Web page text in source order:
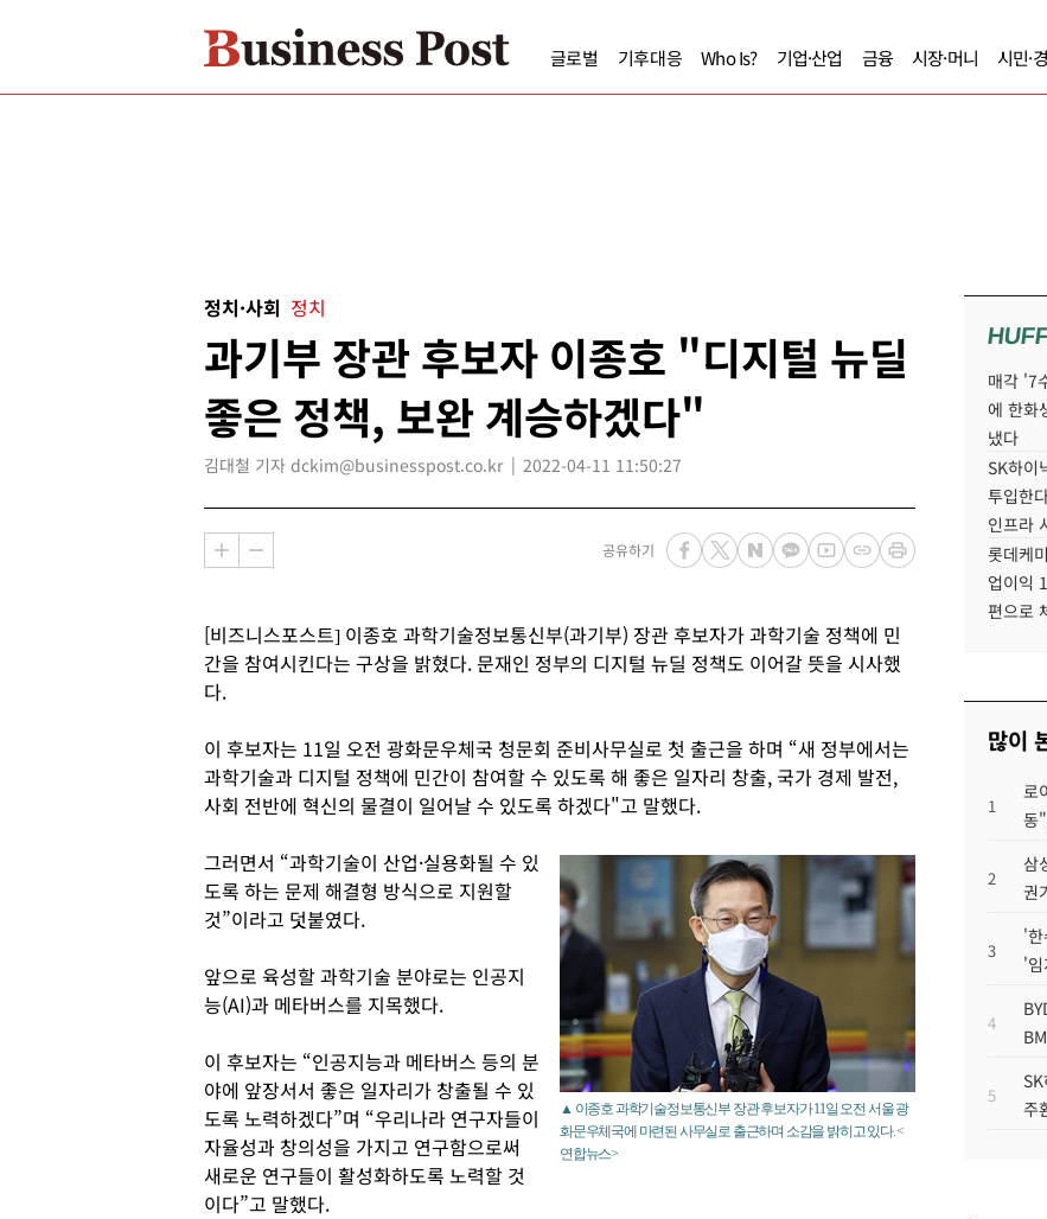
글로벌 기후대응 Who Is? 기업·산업 금융 시장·머니 시민·
정치·사회 정치
과기부 장관 후보자 이종호 "디지털 뉴딜
좋은 정책, 보완 계승하겠다"
김대철 기자 dckim@businesspost.co.kr 2022-04-11 11:50:27
공유하기
[비즈니스포스트] 이종호 과학기술정보통신부(과기부) 장관 후보자가 과학기술 정책에 민
간을 참여시킨다는 구상을 밝혔다. 문재인 정부의 디지털 뉴딜 정책도 이어갈 뜻을 시사했
다.
이 후보자는 11일 오전 광화문우체국 청문회 준비사무실로 첫 출근을 하며 “새 정부에서는
과학기술과 디지털 정책에 민간이 참여할 수 있도록 해 좋은 일자리 창출, 국가 경제 발전,
사회 전반에 혁신의 물결이 일어날 수 있도록 하겠다"고 말했다.
▲ 이종호 과학기술정보통신부 장관 후보자가 11일 오전 서울 광
화문우체국에 마련된 사무실로 출근하며 소감을 밝히고 있다. <
연합뉴스>
그러면서 “과학기술이 산업·실용화될 수 있
도록 하는 문제 해결형 방식으로 지원할
것”이라고 덧붙였다.
앞으로 육성할 과학기술 분야로는 인공지
능(AI)과 메타버스를 지목했다.
이 후보자는 “인공지능과 메타버스 등의 분
야에 앞장서서 좋은 일자리가 창출될 수 있
도록 노력하겠다”며 “우리나라 연구자들이
자율성과 창의성을 가지고 연구함으로써
새로운 연구들이 활성화하도록 노력할 것
이다”고 말했다.
매각 '7
에 한화
냈다
SK하이
투입한
인프라
롯데케
업이익
편으로
많이
1
로
동
2
삼
권
3
'
'
4
5
주